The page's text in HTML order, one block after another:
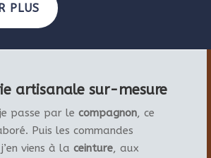
PLUS
artisanale sur-mesure
je passe par le compagnon, ce
Puis les commandes
viens à la ceinture, aux